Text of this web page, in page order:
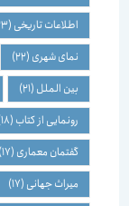
اطلاعات تاریخی(23)
نمای شهری(22)
بین الملل(21)
رونمایی از کتاب(18)
گفتمان معماری(17)
میراث جهانی(17)